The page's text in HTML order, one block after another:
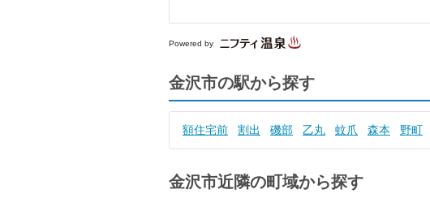
Powered by
金沢市の駅から探す
額住宅前 割出 磯部 乙丸 蚊爪 森本 野町
金沢市近隣の町域から探す